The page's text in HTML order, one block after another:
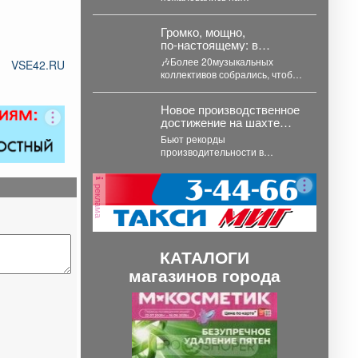
VSE42.RU
назвали ожидаемые сроки
завершения работ....
Громко, мощно,
по‑настоящему: в
пригороде
Междуреченска отгремел
рок‑фестиваль «Живая
вода»!
🎶Более 20музыкальных
коллективов собрались, чтобы
это про свободу...
Новое производственное
достижение на шахте
«Усковская»
Бьют рекорды
производительности в
профессионального
праздника. Сразу две бригады
проходчиков шахты
«Усковская» с разницей...
реклама
КАТАЛОГИ
магазинов города